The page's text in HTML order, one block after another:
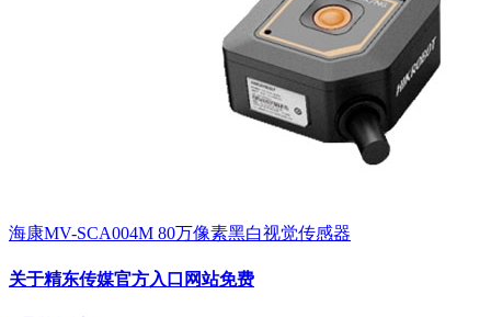
海康MV-SCA004M 80万像素黑白视觉传感器
关于精东传媒官方入口网站免费